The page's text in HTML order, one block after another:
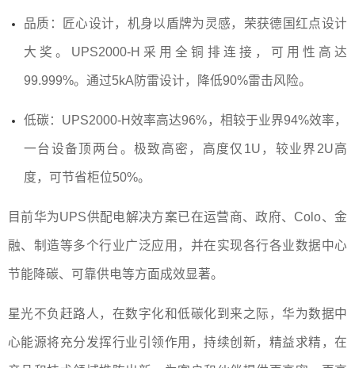
品质：匠心设计，机身以盾牌为灵感，荣获德国红点设计
大奖。UPS2000-H采用全铜排连接，可用性高达
99.999%。通过5kA防雷设计，降低90%雷击风险。
低碳：UPS2000-H效率高达96%，相较于业界94%效率，
一台设备顶两台。极致高密，高度仅1U，较业界2U高
度，可节省柜位50%。
目前华为UPS供配电解决方案已在运营商、政府、Colo、金
融、制造等多个行业广泛应用，并在实现各行各业数据中心
节能降碳、可靠供电等方面成效显著。
星光不负赶路人，在数字化和低碳化到来之际，华为数据中
心能源将充分发挥行业引领作用，持续创新，精益求精，在